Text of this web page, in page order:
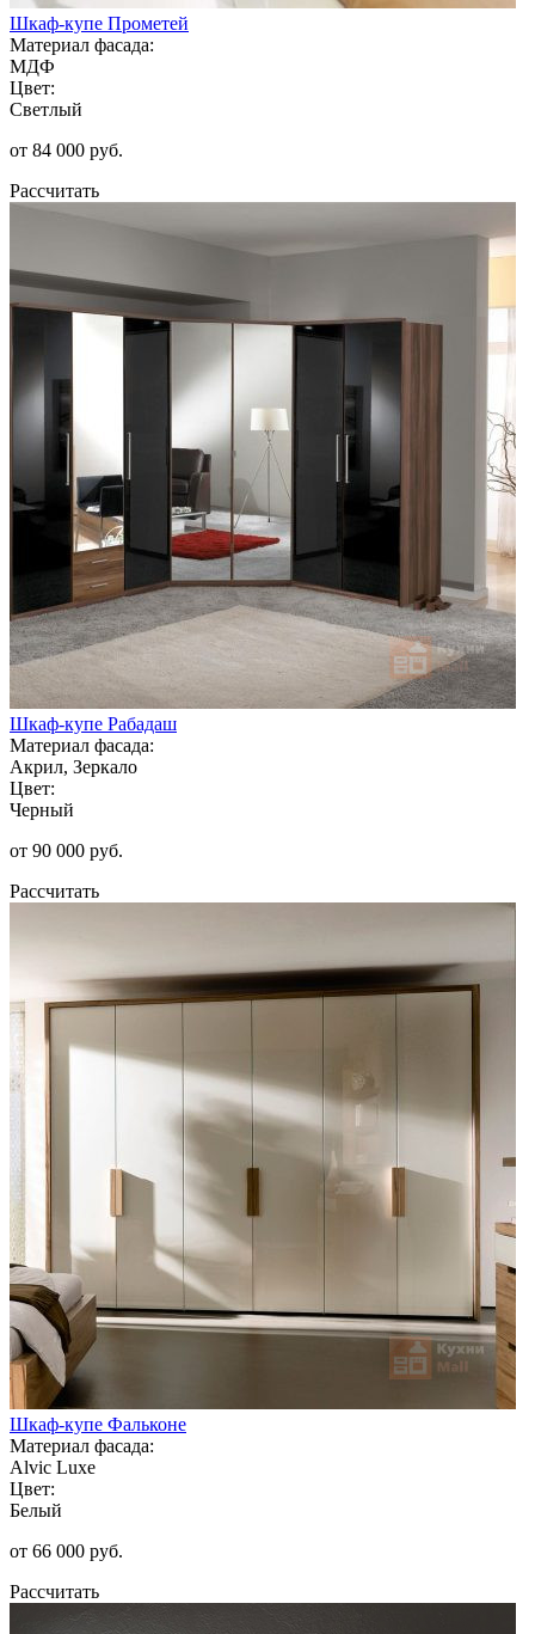
Шкаф-купе Прометей
Материал фасада:
МДФ
Цвет:
Светлый
от 84 000 руб.
Рассчитать
Шкаф-купе Рабадаш
Материал фасада:
Акрил, Зеркало
Цвет:
Черный
от 90 000 руб.
Рассчитать
Шкаф-купе Фальконе
Материал фасада:
Alvic Luxe
Цвет:
Белый
от 66 000 руб.
Рассчитать